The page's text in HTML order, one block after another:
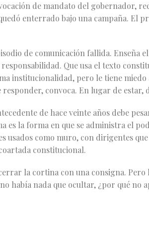
de mandato del gobernador,
enterrado bajo una campaña. El
de comunicación fallida. Enseña
Que usa el texto
institucionalidad, pero le tiene
convoca. En lugar de estar,
de hace veinte años debe
la forma en que se administra el
usados como muro, con dirigentes
constitucional.
la cortina con una consigna.
había nada que ocultar, ¿por qué no